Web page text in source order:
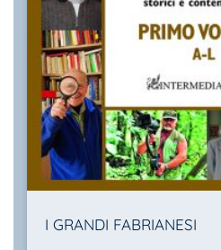
I GRANDI FABRIANESI